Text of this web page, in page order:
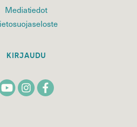
Mediatiedot
KIRJAUDU